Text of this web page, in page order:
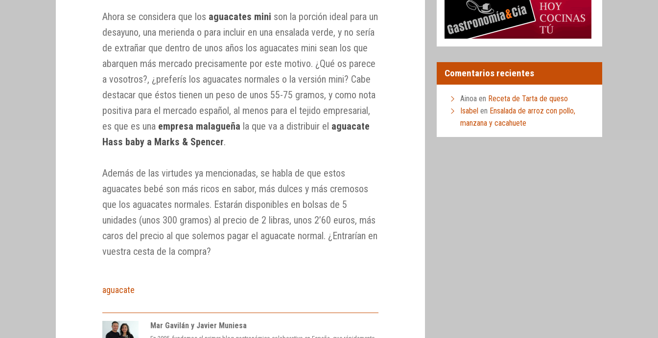
Ahora se considera que los aguacates mini son la porción ideal para un
desayuno, una merienda o para incluir en una ensalada verde, y no sería
de extrañar que dentro de unos años los aguacates mini sean los que
abarquen más mercado precisamente por este motivo. ¿Qué os parece
a vosotros?, ¿preferís los aguacates normales o la versión mini? Cabe
destacar que éstos tienen un peso de unos 55-75 gramos, y como nota
positiva para el mercado español, al menos para el tejido empresarial,
es que es una empresa malagueña la que va a distribuir el aguacate
Hass baby a Marks & Spencer.
Además de las virtudes ya mencionadas, se habla de que estos
aguacates bebé son más ricos en sabor, más dulces y más cremosos
que los aguacates normales. Estarán disponibles en bolsas de 5
unidades (unos 300 gramos) al precio de 2 libras, unos 2’60 euros, más
caros del precio al que solemos pagar el aguacate normal. ¿Entrarían en
vuestra cesta de la compra?
aguacate
Mar Gavilán y Javier Muniesa
Comentarios recientes
Ainoa en Receta de Tarta de queso
Isabel en Ensalada de arroz con pollo,
manzana y cacahuete